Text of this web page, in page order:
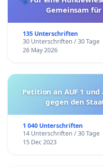
Gemeinsam
135 Unterschriften
30 Unterschriften / 30 Tage
26 May 2026
Petition an AUF 1
gegen den
1 040 Unterschriften
14 Unterschriften / 30 Tage
15 Dec 2023